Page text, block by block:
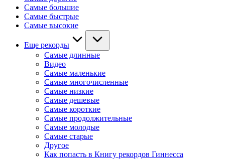
Самые большие
Самые быстрые
Самые высокие
Еще рекорды
Самые длинные
Видео
Самые маленькие
Самые многочисленные
Самые низкие
Самые дешевые
Самые короткие
Самые продолжительные
Самые молодые
Самые старые
Другое
Как попасть в Книгу рекордов Гиннесса